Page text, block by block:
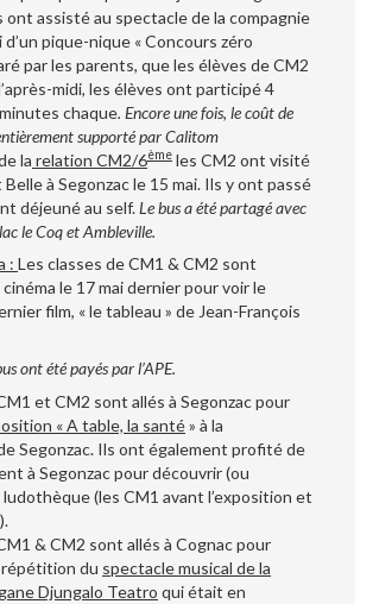
ont assisté au spectacle de la compagnie
d’un pique-nique « Concours zéro
par les parents, que les élèves de CM2
midi, les élèves ont participé 4
chaque. Encore une fois, le coût de
supporté par Calitom
la relation CM2/6ème les CM2 ont visité
à Segonzac le 15 mai. Ils y ont passé
déjeuné au self.Le bus a été partagé avec
le Coq et Ambleville.
: Les classes de CM1 & CM2 sont
le 17 mai dernier pour voir le
film, « le tableau » de Jean-François
ont été payés par l’APE.
et CM2 sont allés à Segonzac pour
« A table, la santé» à la
Segonzac. Ils ont également profité de
à Segonzac pour découvrir (ou
(les CM1 avant l’exposition et
& CM2 sont allés à Cognac pour
du spectacle musical de la
Djungalo Teatro qui était en